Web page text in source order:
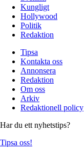
Kungligt
Hollywood
Politik
Redaktion
Tipsa
Kontakta oss
Annonsera
Redaktion
Om oss
Arkiv
Redaktionell policy
Har du ett nyhetstips?
Tipsa oss!